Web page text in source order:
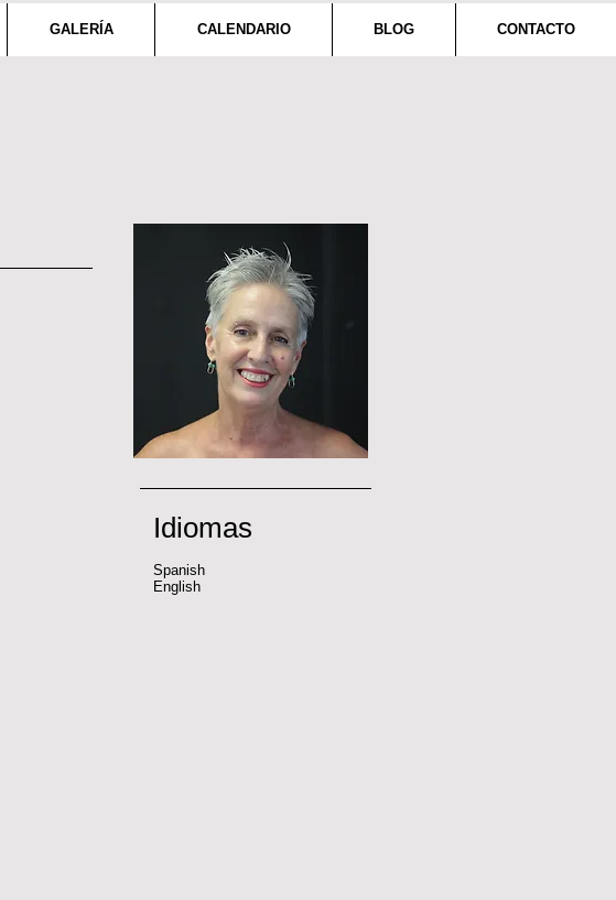
GALERÍA CALENDARIO BLOG CONTACTO
Idiomas
Spanish
English